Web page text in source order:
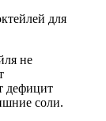
не
дефицит
соли.